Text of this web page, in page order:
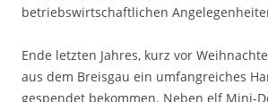
betriebswirtschaftlichen
Ende letzten Jahres, kurz vor
aus dem Breisgau ein umfangreiches
gespendet bekommen. Neben elf Mini-